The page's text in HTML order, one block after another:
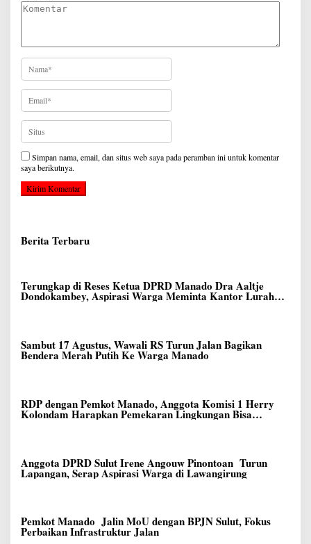
Simpan nama, email, dan situs web saya pada peramban ini untuk komentar
saya berikutnya.
Berita Terbaru
Terungkap di Reses Ketua DPRD Manado Dra Aaltje
Dondokambey, Aspirasi Warga Meminta Kantor Lurah
Banjer Dipindahkan ke Kantor DLH Manado
Sambut 17 Agustus, Wawali RS Turun Jalan Bagikan
Bendera Merah Putih Ke Warga Manado
RDP dengan Pemkot Manado, Anggota Komisi 1 Herry
Kolondam Harapkan Pemekaran Lingkungan Bisa
Meningkatkan Pelayanan kepada Masyarakat
Anggota DPRD Sulut Irene Angouw Pinontoan Turun
Lapangan, Serap Aspirasi Warga di Lawangirung
Pemkot Manado Jalin MoU dengan BPJN Sulut, Fokus
Perbaikan Infrastruktur Jalan